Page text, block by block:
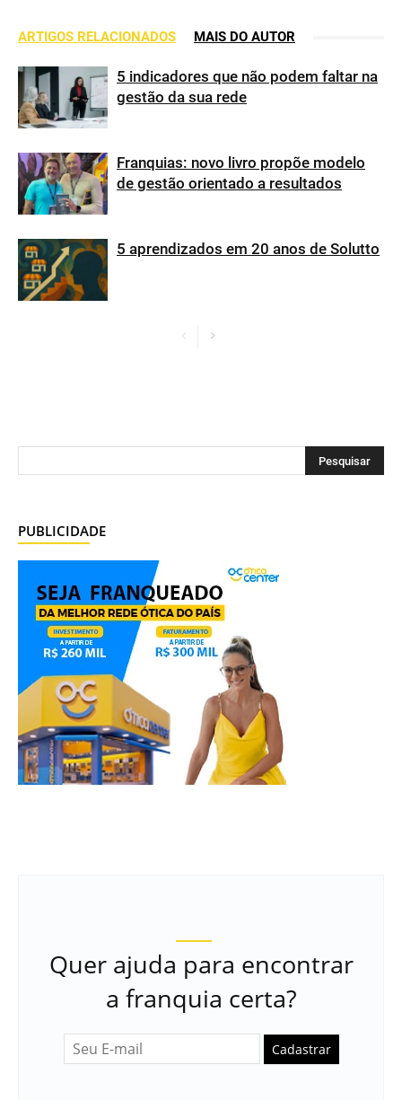
ARTIGOS RELACIONADOS MAIS DO AUTOR
5 indicadores que não podem faltar na
gestão da sua rede
Franquias: novo livro propõe modelo
de gestão orientado a resultados
5 aprendizados em 20 anos de Solutto
PUBLICIDADE
Quer ajuda para encontrar
a franquia certa?
Cadastrar